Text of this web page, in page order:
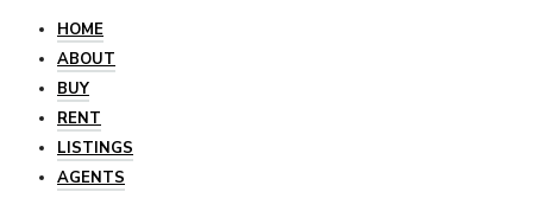
HOME
ABOUT
BUY
RENT
LISTINGS
AGENTS